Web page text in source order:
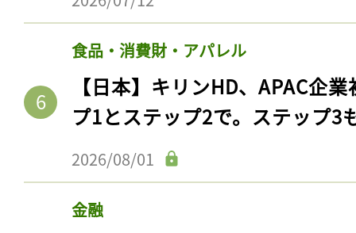
食品・消費財・アパレル
【日本】キリンHD、APAC企
プ1とステップ2で。ステップ3
2026/08/01
金融
記事をお気に入りに